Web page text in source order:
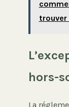
hors-
La